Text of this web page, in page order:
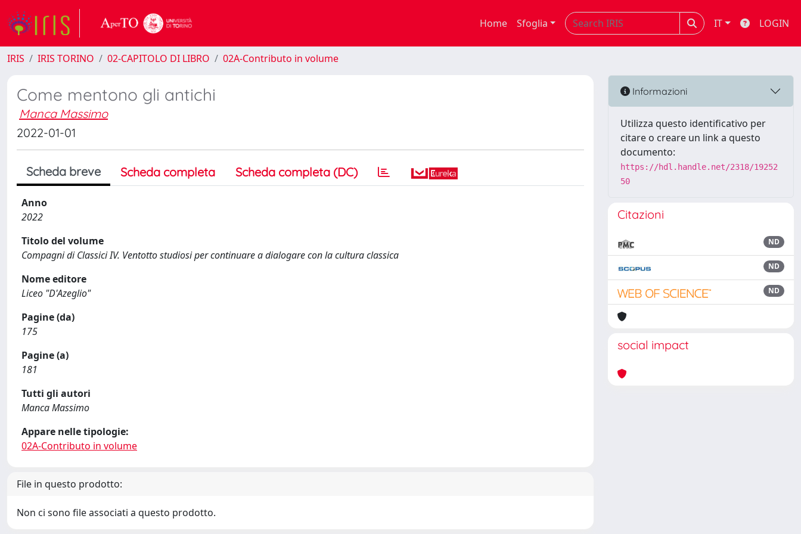
Home Sfoglia IT LOGIN
IRIS IRIS TORINO 02-CAPITOLO DI LIBRO 02A-Contributo in volume
Come mentono gli antichi
Manca Massimo
2022-01-01
Scheda breve Scheda completa Scheda completa (DC)
Anno
2022
Titolo del volume
Compagni di Classici IV. Ventotto studiosi per continuare a dialogare con la cultura classica
Nome editore
Liceo "D'Azeglio"
Pagine (da)
175
Pagine (a)
181
Tutti gli autori
Manca Massimo
Appare nelle tipologie:
02A-Contributo in volume
File in questo prodotto:
Non ci sono file associati a questo prodotto.
Informazioni
Utilizza questo identificativo per
citare o creare un link a questo
documento:
https://hdl.handle.net/2318/19252
50
Citazioni
ND
ND
ND
social impact